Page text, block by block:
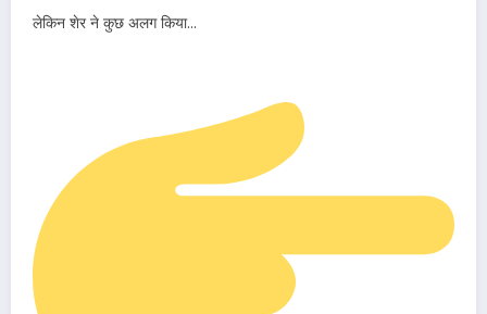
लेकिन शेर ने कुछ अलग किया…